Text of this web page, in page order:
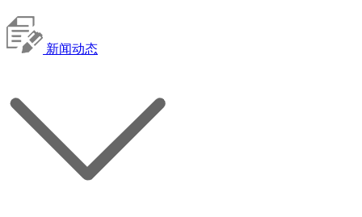
新闻动态